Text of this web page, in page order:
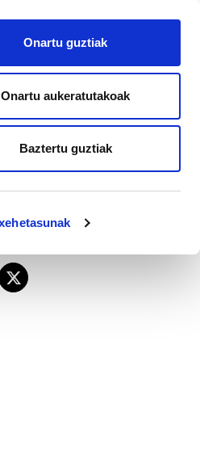
Onartu guztiak
Onartu aukeratutakoak
Baztertu guztiak
AFILIATU